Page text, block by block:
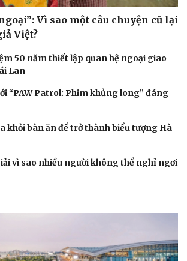
Giải trí
Sao Việt
Vì sao một câu chuyện cũ lại
Việt?
50 năm thiết lập quan hệ ngoại giao
Lan
“PAW Patrol: Phim khủng long” đáng
khỏi bàn ăn để trở thành biểu tượng Hà
vì sao nhiều người không thể nghỉ ngơi